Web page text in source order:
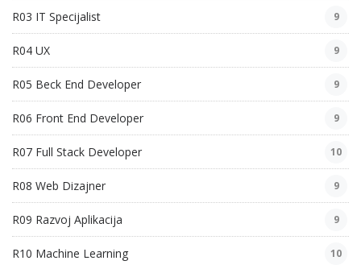
R03 IT Specijalist 9
R04 UX 9
R05 Beck End Developer 9
R06 Front End Developer 9
R07 Full Stack Developer 10
R08 Web Dizajner 9
R09 Razvoj Aplikacija 9
R10 Machine Learning 10